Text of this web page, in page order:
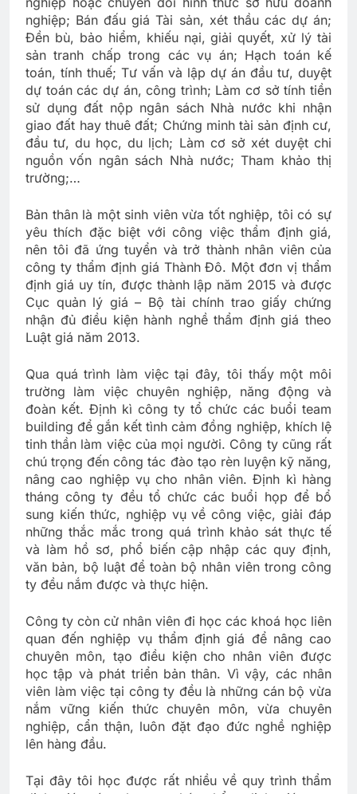
nghiệp; Bán đấu giá Tài sản, xét thầu các dự án;
Đền bù, bảo hiểm, khiếu nại, giải quyết, xử lý tài
sản tranh chấp trong các vụ án; Hạch toán kế
toán, tính thuế; Tư vấn và lập dự án đầu tư, duyệt
dự toán các dự án, công trình; Làm cơ sở tính tiền
sử dụng đất nộp ngân sách Nhà nước khi nhận
giao đất hay thuê đất; Chứng minh tài sản định cư,
đầu tư, du học, du lịch; Làm cơ sở xét duyệt chi
nguồn vốn ngân sách Nhà nước; Tham khảo thị
trường;…
Bản thân là một sinh viên vừa tốt nghiệp, tôi có sự
yêu thích đặc biệt với công việc thẩm định giá,
nên tôi đã ứng tuyển và trở thành nhân viên của
công ty thẩm định giá Thành Đô. Một đơn vị thẩm
định giá uy tín, được thành lập năm 2015 và được
Cục quản lý giá – Bộ tài chính trao giấy chứng
nhận đủ điều kiện hành nghề thẩm định giá theo
Luật giá năm 2013.
Qua quá trình làm việc tại đây, tôi thấy một môi
trường làm việc chuyên nghiệp, năng động và
đoàn kết. Định kì công ty tổ chức các buổi team
building để gắn kết tình cảm đồng nghiệp, khích lệ
tinh thần làm việc của mọi người. Công ty cũng rất
chú trọng đến công tác đào tạo rèn luyện kỹ năng,
nâng cao nghiệp vụ cho nhân viên. Định kì hàng
tháng công ty đều tổ chức các buổi họp để bổ
sung kiến thức, nghiệp vụ về công việc, giải đáp
những thắc mắc trong quá trình khảo sát thực tế
và làm hồ sơ, phổ biến cập nhập các quy định,
văn bản, bộ luật để toàn bộ nhân viên trong công
ty đều nắm được và thực hiện.
Công ty còn cử nhân viên đi học các khoá học liên
quan đến nghiệp vụ thẩm định giá để nâng cao
chuyên môn, tạo điều kiện cho nhân viên được
học tập và phát triển bản thân. Vì vậy, các nhân
viên làm việc tại công ty đều là những cán bộ vừa
nắm vững kiến thức chuyên môn, vừa chuyên
nghiệp, cẩn thận, luôn đặt đạo đức nghề nghiệp
lên hàng đầu.
Tại đây tôi học được rất nhiều về quy trình thẩm